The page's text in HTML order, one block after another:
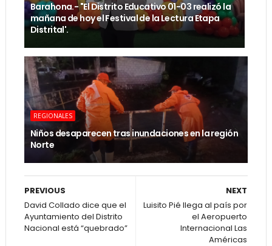
Barahona.- "El Distrito Educativo 01-03 realizó la
mañana de hoy el Festival de la Lectura Etapa
Distrital'.
REGIONALES
Niños desaparecen tras inundaciones en la región
Norte
NEXT
Luisito Pié llega al país por
el Aeropuerto
Internacional Las
Américas
PREVIOUS
David Collado dice que el
Ayuntamiento del Distrito
Nacional está “quebrado”